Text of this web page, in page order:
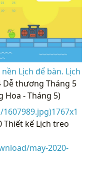
Lịch để bàn. Lịch
Dễ thương Tháng 5
Hoa - Tháng 5)
Thiết kế Lịch treo
may-2020-